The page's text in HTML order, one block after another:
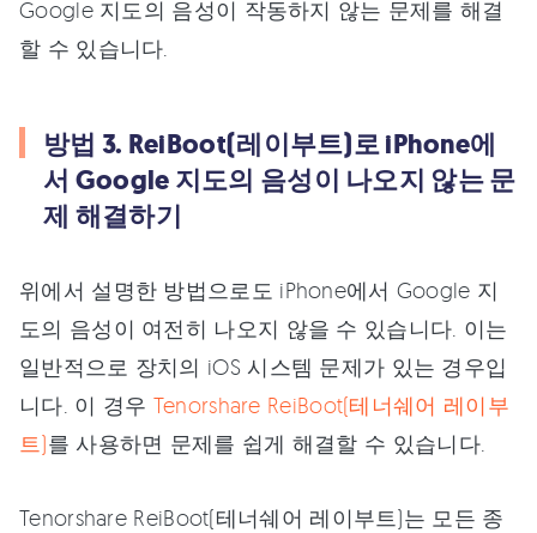
Google 지도의 음성이 작동하지 않는 문제를 해결
할 수 있습니다.
방법 3. ReiBoot(레이부트)로 iPhone에
서 Google 지도의 음성이 나오지 않는 문
제 해결하기
위에서 설명한 방법으로도 iPhone에서 Google 지
도의 음성이 여전히 나오지 않을 수 있습니다. 이는
일반적으로 장치의 iOS 시스템 문제가 있는 경우입
니다. 이 경우 Tenorshare ReiBoot(테너쉐어 레이부
트)를 사용하면 문제를 쉽게 해결할 수 있습니다.
Tenorshare ReiBoot(테너쉐어 레이부트)는 모든 종